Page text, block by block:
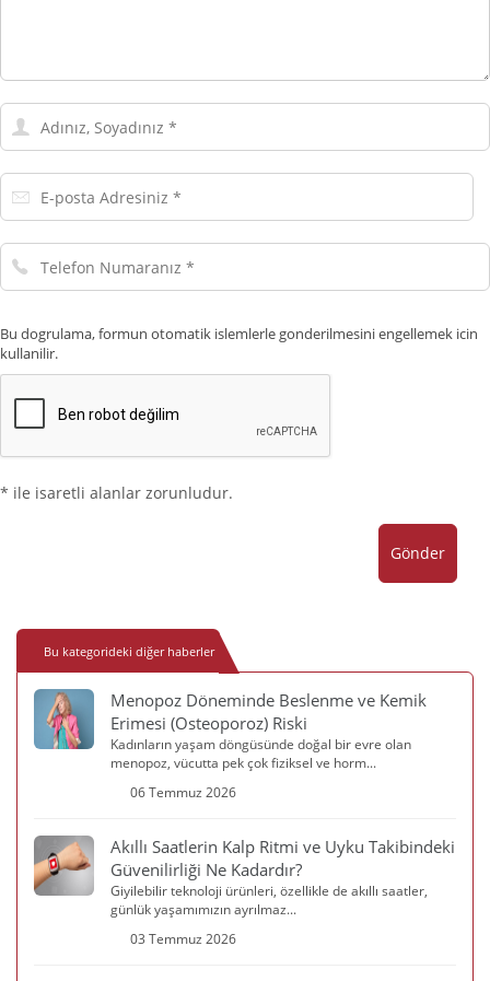
Adınız,
Soyadınız
E-
posta
Telefon
Numaranız
Bu dogrulama, formun otomatik islemlerle gonderilmesini engellemek icin
kullanilir.
* ile isaretli alanlar zorunludur.
Gönder
Bu kategorideki diğer haberler
Menopoz Döneminde Beslenme ve Kemik
Erimesi (Osteoporoz) Riski
Kadınların yaşam döngüsünde doğal bir evre olan
menopoz, vücutta pek çok fiziksel ve horm...
06 Temmuz 2026
Akıllı Saatlerin Kalp Ritmi ve Uyku Takibindeki
Güvenilirliği Ne Kadardır?
Giyilebilir teknoloji ürünleri, özellikle de akıllı saatler,
günlük yaşamımızın ayrılmaz...
03 Temmuz 2026